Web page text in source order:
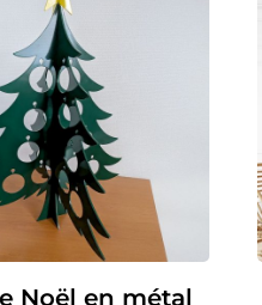
Noël en métal